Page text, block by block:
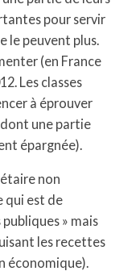
pour servir
le peuvent plus.
(en France
Les classes
à éprouver
une partie
épargnée).
non
qui est de
» mais
les recettes
économique).